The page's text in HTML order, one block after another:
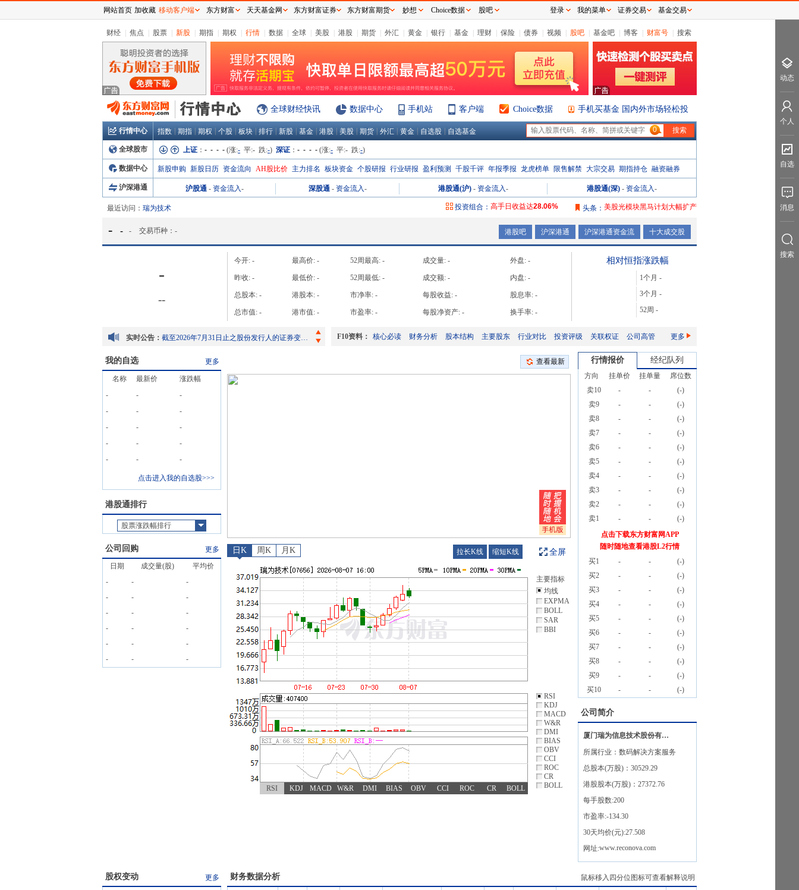
财经 焦点 股票 新股 期指 期权 行情 数据 全球 美股 港股 期货 外汇 黄金 银行 基金 理财 保险 债券 视频 股吧 基金吧 博客 财富号 搜索
全球财经快讯 数据中心 手机站 客户端 Choice数据 手机买基金 国内外市场轻松投
行情中心 指数 期指 期权 个股 板块 排行 新股 基金 港股 美股 期货 外汇 黄金 自选股 自选基金 0
全球股市 上证 ： - - - - (涨:- 平:- 跌:-) 深证 ： - - - - (涨:- 平:- 跌:-)
数据中心 新股申购 新股日历 资金流向 AH股比价 主力排名 板块资金 个股研报 行业研报 盈利预测 千股千评 年报季报 龙虎榜单 限售解禁 大宗交易 期指持仓 融资融券
沪深港通 沪股通 - 资金流入- 深股通 - 资金流入- 港股通(沪) - 资金流入- 港股通(深) - 资金流入-
最近访问： 瑞为技术 投资组合： 高手日收益达28.06%
高手周收益达 106.08%
高手月收益达 165.76%
高手年收益达
高手日收益达
高手周收益达
头条： 美股光模块黑马计划大幅扩产
- - - 交易币种： - 港股吧 沪深港通 沪深港通资金流 十大成交股
-
--
今开: - 最高价: - 52周最高: - 成交量: - 外盘: -
昨收: - 最低价: - 52周最低: - 成交额: - 内盘: -
总股本: - 港股本: - 市净率: - 每股收益: - 股息率: -
总市值: - 港市值: - 市盈率: - 每股净资产: - 换手率: -
相对恒指涨跌幅
1个月 -
3个月 -
52周 -
实时公告：
董事名单与其角色及职能
董事会薪酬委员会工作细则
F10资料： 核心必读 财务分析 股本结构 主要股东 行业对比 投资评级 关联权证 公司高管 更多
我的自选 更多
名称 最新价
涨跌幅
-
-
-
-
-
-
-
-
-
-
-
-
-
- -
点击进入我的自选股>>>
港股通排行
股票涨跌幅排行
公司回购
更多
日期
成交量(股)
平均价
-
-
-
-
-
-
-
-
-
-
-
-
-
-
-
-
- -
查看最新
日K 周K 月K 拉长K线 缩短K线 全屏
主要指标
均线
EXPMA
BOLL
SAR
BBI
RSI
KDJ
MACD
W&R
DMI
BIAS
OBV
CCI
ROC
CR
BOLL
RSI KDJ MACD W&R DMI BIAS OBV CCI ROC CR BOLL
行情报价 经纪队列
方向 挂单价 挂单量
席位数
卖10
- - (-)
卖9
- - (-)
卖8
- - (-)
卖7
- - (-)
卖6
- - (-)
卖5
- - (-)
卖4
- - (-)
卖3
- - (-)
卖2
- - (-)
卖1
- - (-)
点击下载东方财富网APP
随时随地查看港股L2行情
买1
- - (-)
买2
- - (-)
买3
- - (-)
买4
- - (-)
买5
- - (-)
买6
- - (-)
买7
- - (-)
买8
- - (-)
买9
- - (-)
买10
- - (-)
公司简介
厦门瑞为信息技术股份有限公司
所属行业： 数码解决方案服务
总股本(万股)： 30529.29
港股股本(万股)： 27372.76
每手股数:200
市盈率:-134.30
30天均价(元):27.508
网址:www.reconova.com
股权变动 更多 财务数据分析 鼠标移入四分位图标可查看解释说明
网站首页 加收藏 移动客户端 东方财富 天天基金网 东方财富证券 东方财富期货 妙想 Choice数据 股吧 登录 我的菜单 证券交易 基金交易
动态
个人
自选
消息
搜索